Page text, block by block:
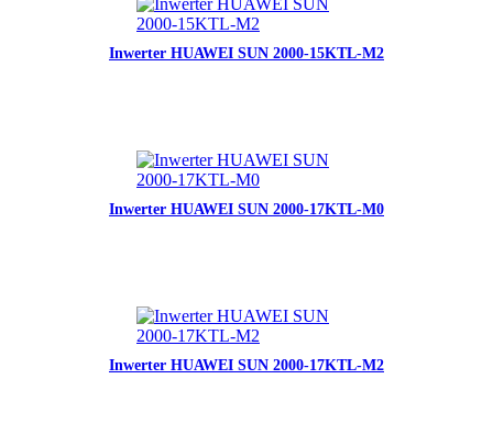
Inwerter HUAWEI SUN 2000-15KTL-M2
Inwerter HUAWEI SUN 2000-17KTL-M0
Inwerter HUAWEI SUN 2000-17KTL-M2